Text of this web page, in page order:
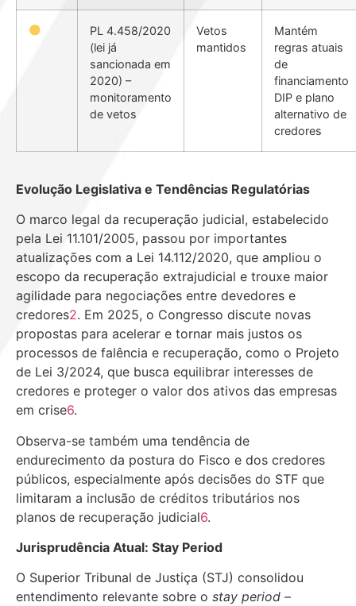
PL 4.458/2020
(lei já
sancionada em
2020) –
monitoramento
de vetos
Vetos
mantidos
Mantém
regras atuais
de
financiamento
DIP e plano
alternativo de
credores
Evolução Legislativa e Tendências Regulatórias
O marco legal da recuperação judicial, estabelecido
pela Lei 11.101/2005, passou por importantes
atualizações com a Lei 14.112/2020, que ampliou o
escopo da recuperação extrajudicial e trouxe maior
agilidade para negociações entre devedores e
credores2. Em 2025, o Congresso discute novas
propostas para acelerar e tornar mais justos os
processos de falência e recuperação, como o Projeto
de Lei 3/2024, que busca equilibrar interesses de
credores e proteger o valor dos ativos das empresas
em crise6.
Observa-se também uma tendência de
endurecimento da postura do Fisco e dos credores
públicos, especialmente após decisões do STF que
limitaram a inclusão de créditos tributários nos
planos de recuperação judicial6.
Jurisprudência Atual: Stay Period
O Superior Tribunal de Justiça (STJ) consolidou
entendimento relevante sobre o stay period –